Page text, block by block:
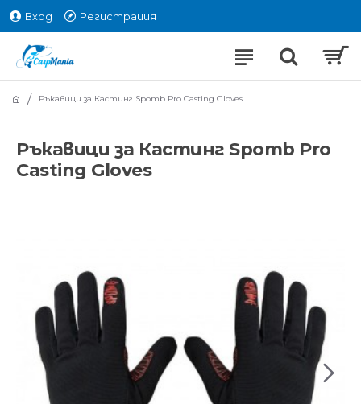
Вход Регистрация
Ръкавици за Кастинг Spomb Pro Casting Gloves
Ръкавици за Кастинг Spomb Pro
Casting Gloves